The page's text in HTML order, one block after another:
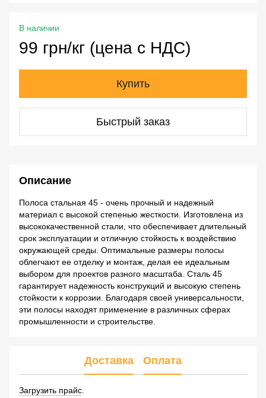
В наличии
99 грн/кг (цена с НДС)
Купить
Быстрый заказ
Описание
Полоса стальная 45 - очень прочный и надежный
материал с высокой степенью жесткости. Изготовлена из
высококачественной стали, что обеспечивает длительный
срок эксплуатации и отличную стойкость к воздействию
окружающей среды. Оптимальные размеры полосы
облегчают ее отделку и монтаж, делая ее идеальным
выбором для проектов разного масштаба. Сталь 45
гарантирует надежность конструкций и высокую степень
стойкости к коррозии. Благодаря своей универсальности,
эти полосы находят применение в различных сферах
промышленности и строительстве.
Доставка Оплата
Загрузить прайс